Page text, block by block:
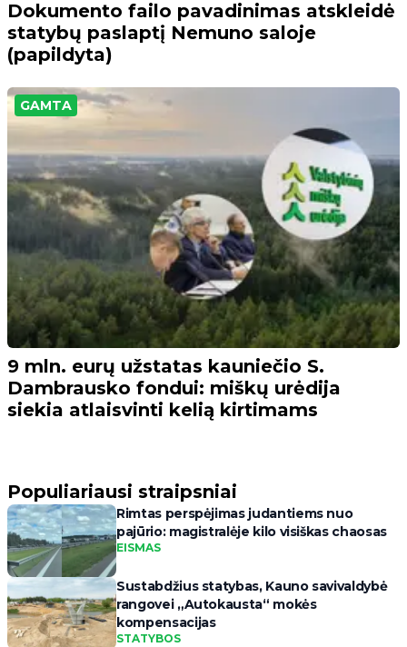
Dokumento failo pavadinimas atskleidė
statybų paslaptį Nemuno saloje
(papildyta)
GAMTA
9 mln. eurų užstatas kauniečio S.
Dambrausko fondui: miškų urėdija
siekia atlaisvinti kelią kirtimams
Populiariausi straipsniai
Rimtas perspėjimas judantiems nuo
pajūrio: magistralėje kilo visiškas chaosas
EISMAS
Sustabdžius statybas, Kauno savivaldybė
rangovei „Autokausta“ mokės
kompensacijas
STATYBOS